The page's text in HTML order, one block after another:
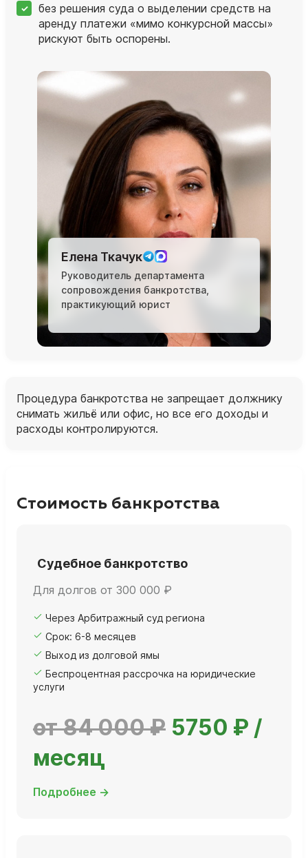
без решения суда о выделении средств на
аренду платежи «мимо конкурсной массы»
рискуют быть оспорены.
Елена Ткачук
Руководитель департамента
сопровождения банкротства,
практикующий юрист
Процедура банкротства не запрещает должнику
снимать жильё или офис, но все его доходы и
расходы контролируются.
Стоимость банкротства
Судебное банкротство
Для долгов от 300 000 ₽
Через Арбитражный суд региона
Срок: 6-8 месяцев
Выход из долговой ямы
Беспроцентная рассрочка на юридические
услуги
от 84 000 ₽ 5750 ₽ /
месяц
Подробнее →